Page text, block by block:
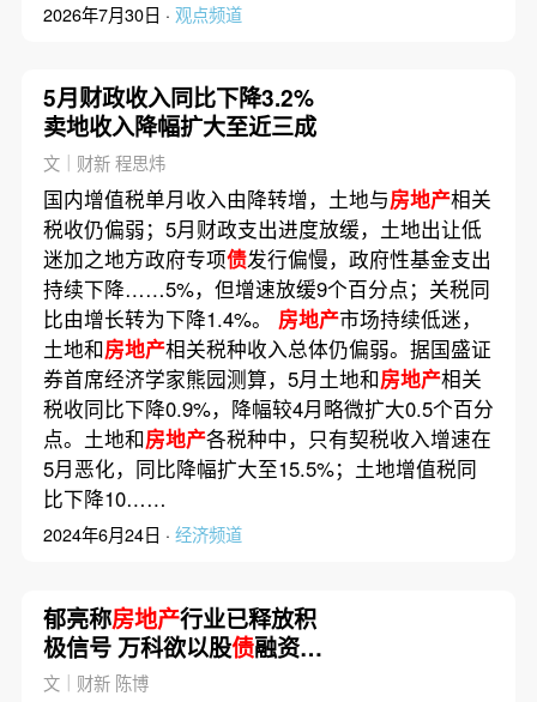
2026年7月30日 · 观点频道
5月财政收入同比下降3.2%
卖地收入降幅扩大至近三成
文｜财新 程思炜
国内增值税单月收入由降转增，土地与房地产相关
税收仍偏弱；5月财政支出进度放缓，土地出让低
迷加之地方政府专项债发行偏慢，政府性基金支出
持续下降……5%，但增速放缓9个百分点；关税同
比由增长转为下降1.4%。 房地产市场持续低迷，
土地和房地产相关税种收入总体仍偏弱。据国盛证
券首席经济学家熊园测算，5月土地和房地产相关
税收同比下降0.9%，降幅较4月略微扩大0.5个百分
点。土地和房地产各税种中，只有契税收入增速在
5月恶化，同比降幅扩大至15.5%；土地增值税同
比下降10……
2024年6月24日 · 经济频道
郁亮称房地产行业已释放积
极信号 万科欲以股债融资捕
捉机会
文｜财新 陈博